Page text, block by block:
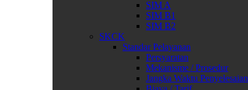
SIM A
SIM B1
SIM B2
SKCK
Standar Pelayanan
Persyaratan
Mekanisme / Prosedur
Jangka Waktu Penyelesaian